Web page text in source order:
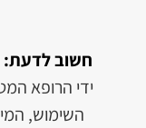
חשוב לדעת:
ידי הרופא
השימוש,